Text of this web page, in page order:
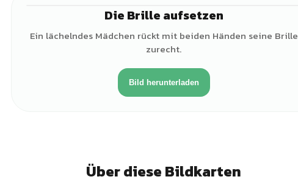
Die Brille aufsetzen
Ein lächelndes Mädchen rückt mit beiden Händen seine Brille
zurecht.
Bild herunterladen
Über diese Bildkarten